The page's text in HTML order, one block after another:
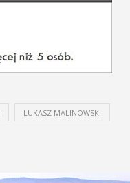
LUKASZ MALINOWSKI